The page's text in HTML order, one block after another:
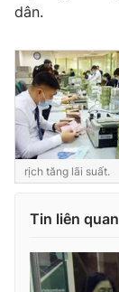
dân.
rịch tăng lãi suất.
Tin liên quan